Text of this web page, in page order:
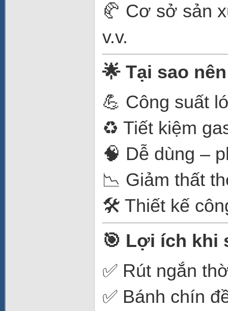
🥐 Cơ sở sản
v.v.
🌟 Tại sao
💪 Công suất
♻️ Tiết kiệm
🧠 Dễ dùng –
📉 Giảm thất
🛠️ Thiết kế
🎯 Lợi ích khi
✅ Rút ngắn
✅ Bánh chín